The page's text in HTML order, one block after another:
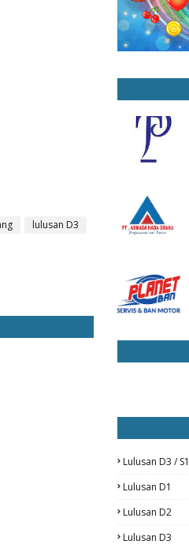
lulusan D3
Lulusan D3 / S1
Lulusan D1
Lulusan D2
Lulusan D3